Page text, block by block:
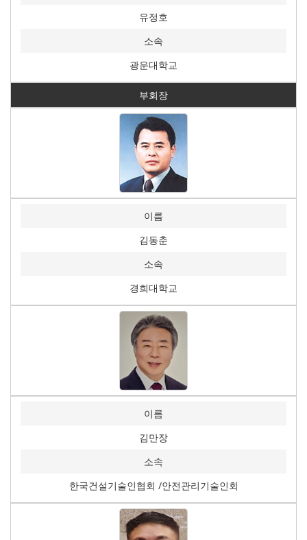
유정호
소속
광운대학교
부회장
이름
김동춘
소속
경희대학교
이름
김만장
소속
한국건설기술인협회 /안전관리기술인회